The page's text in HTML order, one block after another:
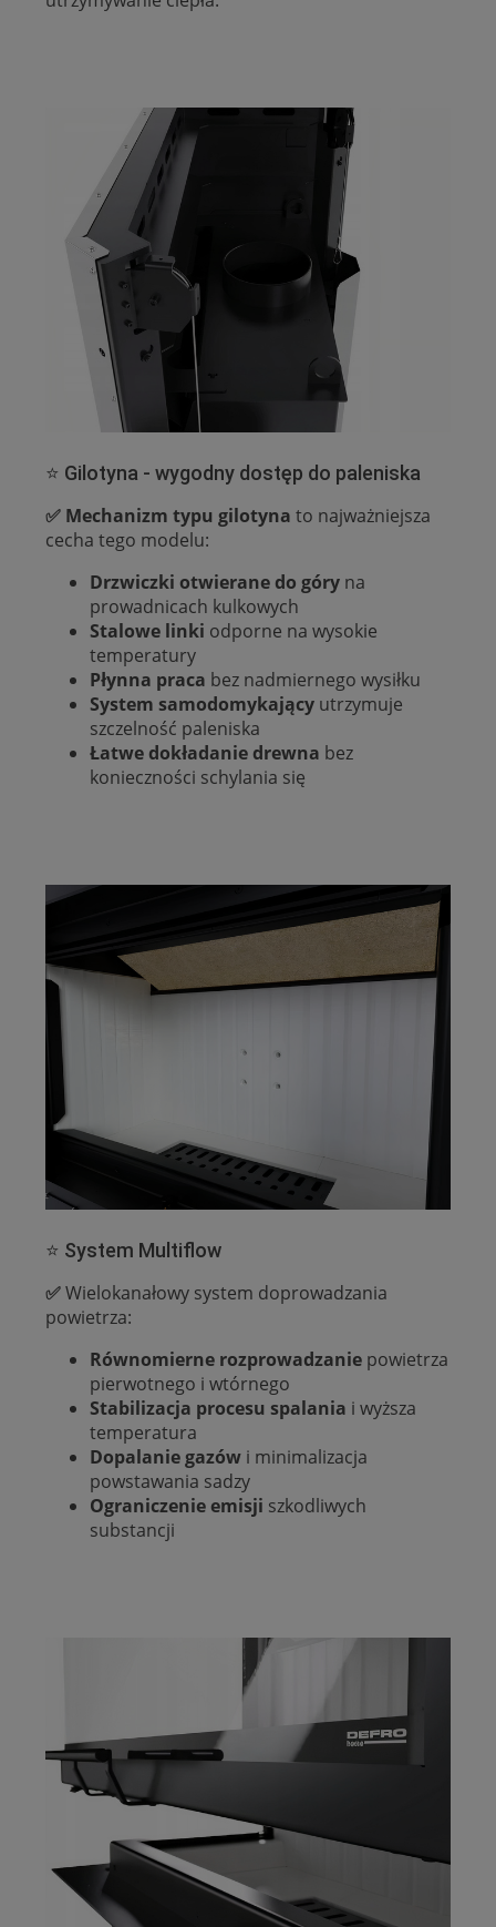
⭐ Gilotyna - wygodny dostęp do paleniska
✅ Mechanizm typu gilotyna to najważniejsza
cecha tego modelu:
Drzwiczki otwierane do góry na
prowadnicach kulkowych
Stalowe linki odporne na wysokie
temperatury
Płynna praca bez nadmiernego wysiłku
System samodomykający utrzymuje
szczelność paleniska
Łatwe dokładanie drewna bez
konieczności schylania się
⭐ System Multiflow
✅Wielokanałowy system doprowadzania
powietrza:
Równomierne rozprowadzanie powietrza
pierwotnego i wtórnego
Stabilizacja procesu spalania i wyższa
temperatura
Dopalanie gazów i minimalizacja
powstawania sadzy
Ograniczenie emisji szkodliwych
substancji